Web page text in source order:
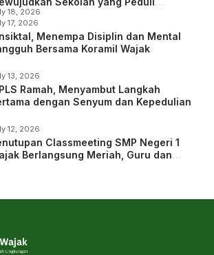
18, 2026
17, 2026
Menempa Disiplin dan Mental
Bersama Koramil Wajak
13, 2026
Ramah, Menyambut Langkah
dengan Senyum dan Kepedulian
12, 2026
Classmeeting SMP Negeri 1
Berlangsung Meriah, Guru dan